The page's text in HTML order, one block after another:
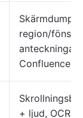
Skärmdump
region/
Confluence-
+ ljud, OCR-